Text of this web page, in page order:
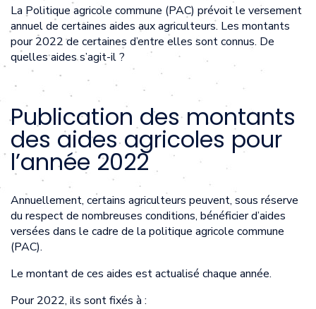
La Politique agricole commune (PAC) prévoit le versement
annuel de certaines aides aux agriculteurs. Les montants
pour 2022 de certaines d’entre elles sont connus. De
quelles aides s’agit-il ?
Publication des montants
des aides agricoles pour
l’année 2022
Annuellement, certains agriculteurs peuvent, sous réserve
du respect de nombreuses conditions, bénéficier d’aides
versées dans le cadre de la politique agricole commune
(PAC).
Le montant de ces aides est actualisé chaque année.
Pour 2022, ils sont fixés à :